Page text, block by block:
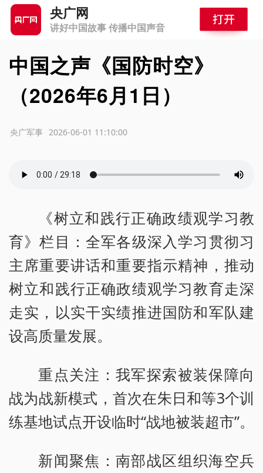
央广网
讲好中国故事 传播中国声音
中国之声《国防时空》
（2026年6月1日）
2026-06-01 11:10:00
央广军事
《树立和践行正确政绩观学习教
育》栏目：全军各级深入学习贯彻习
主席重要讲话和重要指示精神，推动
树立和践行正确政绩观学习教育走深
走实，以实干实绩推进国防和军队建
设高质量发展。
重点关注：我军探索被装保障向
战为战新模式，首次在朱日和等3个训
练基地试点开设临时“战地被装超市”。
新闻聚焦：南部战区组织海空兵